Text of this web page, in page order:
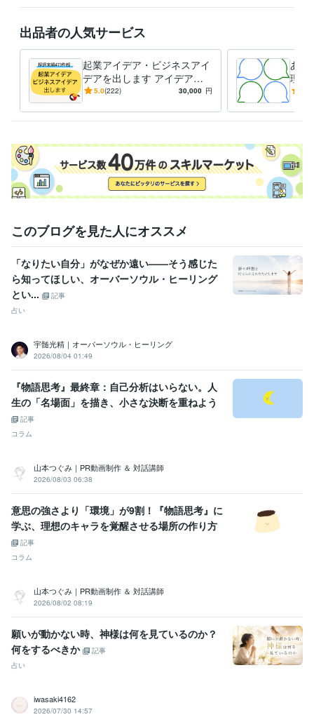
サーチとアイデア出しのやり方」
ビジネス・クリエイティブツール
Excel:20年PowerPoint:10年Word:20年
得意分野
ビジネス代行・事務代行 ビジネスアイデア出し
ビジネス 企画
出品者の人気サービス
起業アイデア・ビジネスアイ
デアを出します アイデアに
困った方向け。ビジネスアイ
5.0(222) 30,000 円
あな
理す
カッ
このブログを見た人にオススメ
「なりたい自分」がなぜか遠い——そう感じた
ら知ってほしい、オーバーソウル・ヒーリング
とい...
記事
占い
宇髄光精｜オーバーソウル・ヒーリング
2026/08/04 01:49
『物語思考』最終章：自己分析はいらない。人
生の「名場面」を描き、小さな決断を重ねよう
記事
コラム
山本つぐみ｜PR動画制作 ＆ 対話講師
2026/08/03 06:38
意思の強さより「環境」が9割！『物語思考』に
学ぶ、理想のキャラを覚醒させる場所の作り方
記事
コラム
山本つぐみ｜PR動画制作 ＆ 対話講師
2026/08/02 08:19
願いが動かない時、神様は何を見ているのか？
何をするべきか
記事
占い
iwasaki4162
2026/07/30 14:57